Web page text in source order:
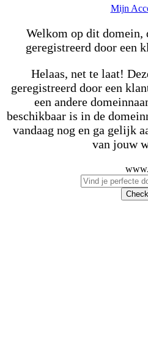
Mijn
Welkom op dit domein,
geregistreerd door een
Helaas, net te laat!
geregistreerd door een
een andere
beschikbaar is in de
vandaag nog en ga gelijk
van jouw
www.
Check